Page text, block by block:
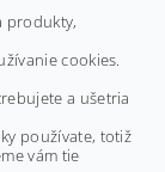
RINCON
PREDNÁ
produkty,
cookies.
a ušetria
používate, totiž
vám tie